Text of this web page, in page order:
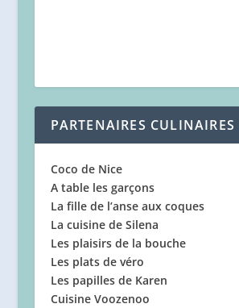
PARTENAIRES CULINAIRES
Coco de Nice
A table les garçons
La fille de l’anse aux coques
La cuisine de Silena
Les plaisirs de la bouche
Les plats de véro
Les papilles de Karen
Cuisine Voozenoo